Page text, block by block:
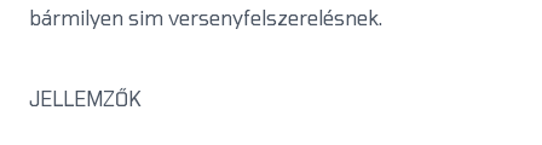
bármilyen sim versenyfelszerelésnek.
JELLEMZŐK